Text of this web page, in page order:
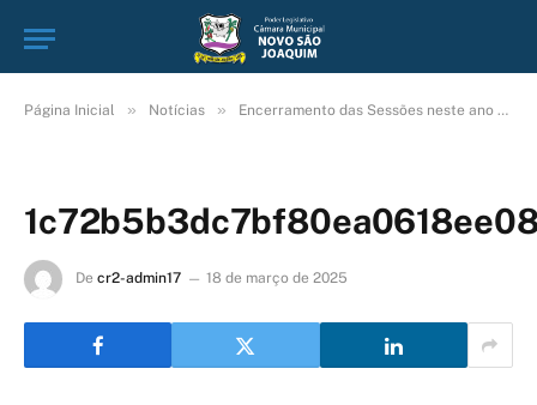
Página Inicial » Notícias » Encerramento das Sessões neste ano e legislatura
De cr2-admin17 18 de março de 2025